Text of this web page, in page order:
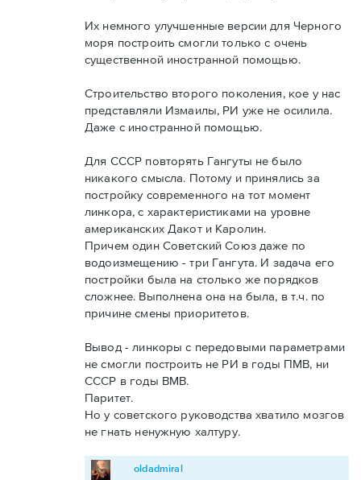
Их немного улучшенные версии для Черного
моря построить смогли только с очень
существенной иностранной помощью.
Строительство второго поколения, кое у нас
представляли Измаилы, РИ уже не осилила.
Даже с иностранной помощью.
Для СССР повторять Гангуты не было
никакого смысла. Потому и принялись за
постройку современного на тот момент
линкора, с характеристиками на уровне
американских Дакот и Каролин.
Причем один Советский Союз даже по
водоизмещению - три Гангута. И задача его
постройки была на столько же порядков
сложнее. Выполнена она на была, в т.ч. по
причине смены приоритетов.
Вывод - линкоры с передовыми параметрами
не смогли построить не РИ в годы ПМВ, ни
СССР в годы ВМВ.
Паритет.
Но у советского руководства хватило мозгов
не гнать ненужную халтуру.
oldadmiral